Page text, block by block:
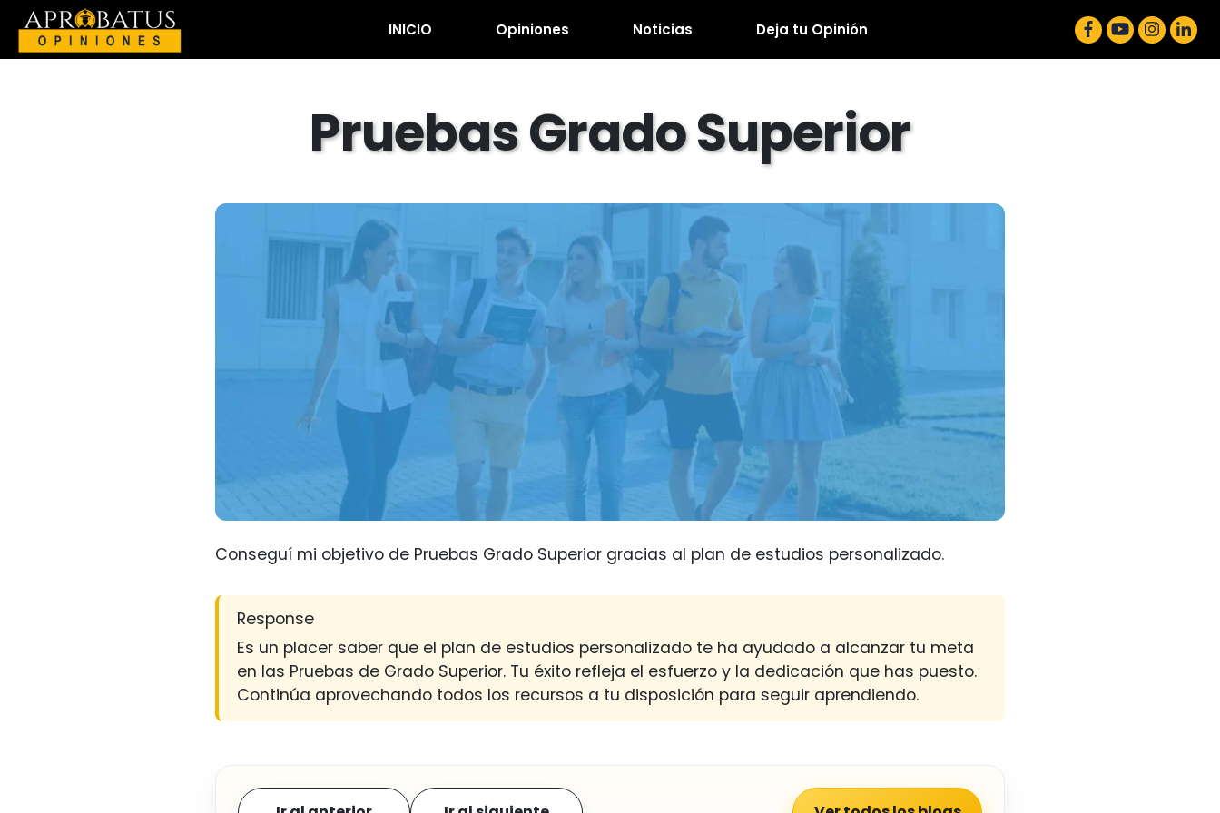
INICIO Opiniones Noticias Deja tu Opinión
Pruebas Grado Superior
Conseguí mi objetivo de Pruebas Grado Superior gracias al plan de estudios personalizado.
Response
Es un placer saber que el plan de estudios personalizado te ha ayudado a alcanzar tu meta
en las Pruebas de Grado Superior. Tu éxito refleja el esfuerzo y la dedicación que has puesto.
Continúa aprovechando todos los recursos a tu disposición para seguir aprendiendo.